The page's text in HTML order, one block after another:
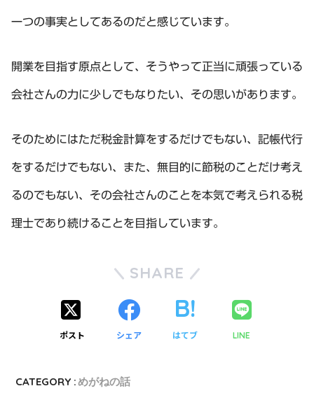
一つの事実としてあるのだと感じています。
開業を目指す原点として、そうやって正当に頑張っている
会社さんの力に少しでもなりたい、その思いがあります。
そのためにはただ税金計算をするだけでもない、記帳代行
をするだけでもない、また、無目的に節税のことだけ考え
るのでもない、その会社さんのことを本気で考えられる税
理士であり続けることを目指しています。
SHARE
ポスト シェア はてブ LINE
CATEGORY :めがねの話